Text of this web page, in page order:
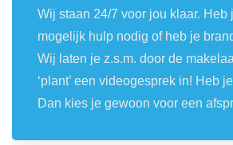
Wij staan 24/7 voor jou klaar. Heb
mogelijk hulp nodig of heb je
Wij laten je z.s.m. door de
‘plant’ een videogesprek in! Heb
Dan kies je gewoon voor een